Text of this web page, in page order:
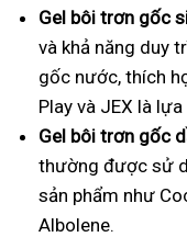
Gel bôi trơn gốc
và khả năng duy
gốc nước, thích
Play và JEX là
Gel bôi trơn gốc
thường được sử
sản phẩm như
Albolene.